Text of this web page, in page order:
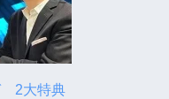
2大特典